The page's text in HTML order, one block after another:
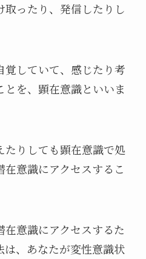
取ったり、発信したりし
していて、感じたり考
を、顕在意識といいま
りしても顕在意識で処
意識にアクセスするこ
意識にアクセスするた
は、あなたが変性意識状